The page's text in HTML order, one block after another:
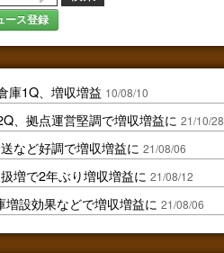
ース登録
庫1Q、増収増益 10/08/10
、拠点運営堅調で増収増益に 21/10/28
など好調で増収増益に 21/08/06
増で2年ぶり増収増益に 21/08/12
増設効果などで増収増益に 21/08/06